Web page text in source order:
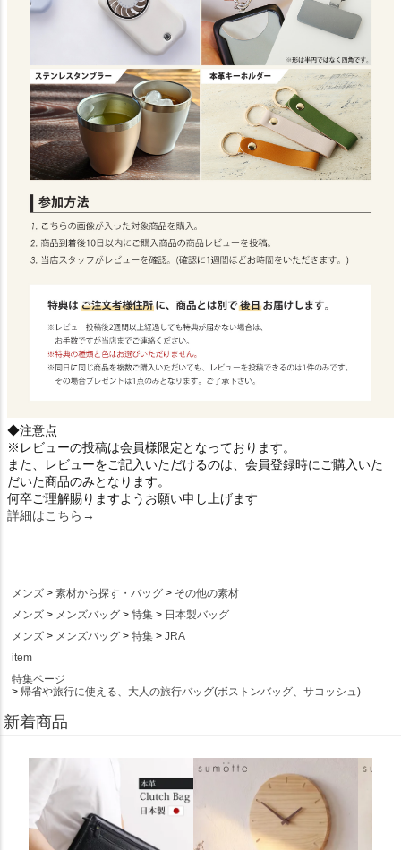
◆注意点
※レビューの投稿は会員様限定となっております。
また、レビューをご記入いただけるのは、会員登録時にご購入いた
だいた商品のみとなります。
何卒ご理解賜りますようお願い申し上げます
詳細はこちら→
メンズ 素材から探す・バッグ
その他の素材
メンズ
メンズバッグ 特集
日本製バッグ
メンズ
メンズバッグ 特集
JRA
item
特集ページ
帰省や旅行に使える、大人の旅行バッグ(ボストンバッグ、サコッシュ)
新着商品